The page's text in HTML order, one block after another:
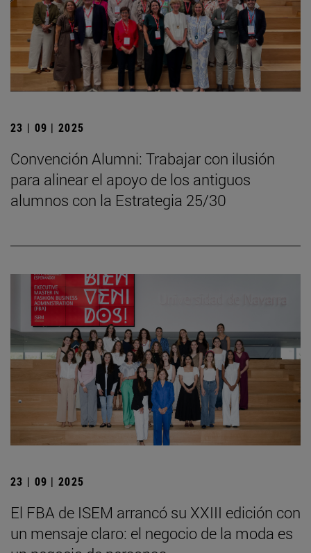
23 | 09 | 2025
Convención Alumni: Trabajar con ilusión
para alinear el apoyo de los antiguos
alumnos con la Estrategia 25/30
23 | 09 | 2025
El FBA de ISEM arrancó su XXIII edición con
un mensaje claro: el negocio de la moda es